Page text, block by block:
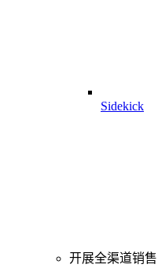
Sidekick
开展全渠道销售